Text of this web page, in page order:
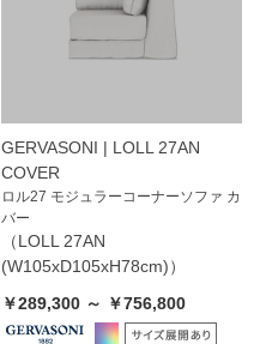
GERVASONI | LOLL 27AN
COVER
ロル27 モジュラーコーナーソファ カ
バー
（LOLL 27AN
(W105xD105xH78cm)）
￥289,300 ～ ￥756,800